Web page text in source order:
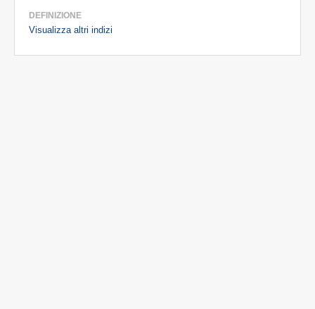
DEFINIZIONE
Visualizza altri indizi